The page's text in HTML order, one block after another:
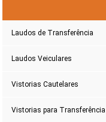
Laudos de Transferência
Laudos Veiculares
Vistorias Cautelares
Vistorias para Transferência